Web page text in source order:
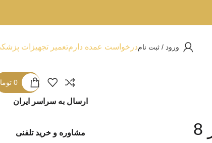
ورود / ثبت نامدرخواست عمده دارمتعمیر تجهیزات
0
ارسال به سراسر ایران
مشاوره و خرید تلفنی